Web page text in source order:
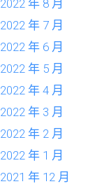
2022 年 8 月
2022 年 7 月
2022 年 6 月
2022 年 5 月
2022 年 4 月
2022 年 3 月
2022 年 2 月
2022 年 1 月
2021 年 12 月